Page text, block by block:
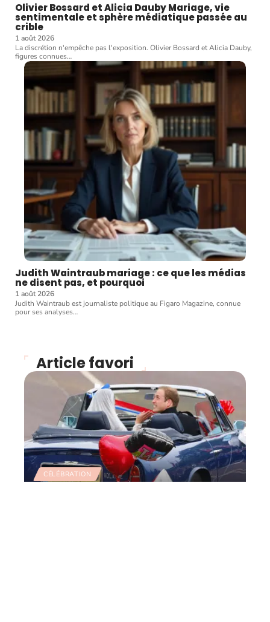
Olivier Bossard et Alicia Dauby Mariage, vie
sentimentale et sphère médiatique passée au
crible
1 août 2026
La discrétion n'empêche pas l'exposition. Olivier Bossard et Alicia Dauby,
figures connues…
Judith Waintraub mariage : ce que les médias
ne disent pas, et pourquoi
1 août 2026
Judith Waintraub est journaliste politique au Figaro Magazine, connue
pour ses analyses…
Article favori
CÉLÉBRATION